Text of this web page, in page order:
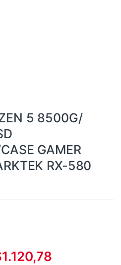
5 8500G/
GAMER
RX-580